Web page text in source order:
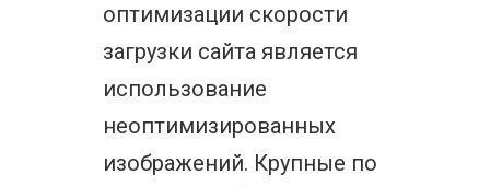
оптимизации скорости
загрузки сайта является
использование
неоптимизированных
изображений. Крупные по